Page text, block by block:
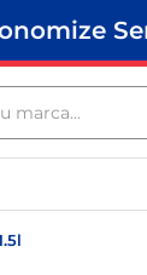
marca...